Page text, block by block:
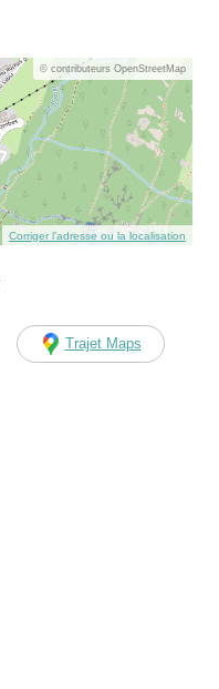
© contributeurs OpenStreetMap
Corriger l’adresse ou la localisation
Trajet Maps